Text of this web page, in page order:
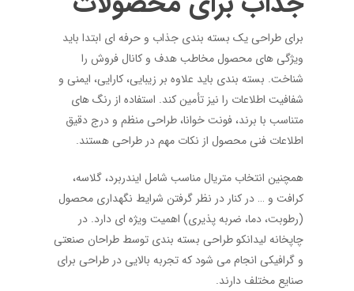
برای طراحی یک بسته بندی جذاب و حرفه ای ابتدا باید
ویژگی های محصول مخاطب هدف و کانال فروش را
شناخت. بسته بندی باید علاوه بر زیبایی، کارایی، ایمنی و
شفافیت اطلاعات را نیز تأمین کند. استفاده از رنگ های
متناسب با برند، فونت خوانا، طراحی منظم و درج دقیق
اطلاعات فنی محصول از نکات مهم در طراحی هستند.
همچنین انتخاب متریال مناسب شامل ایندربرد، گلاسه،
کرافت و … در کنار در نظر گرفتن شرایط نگهداری محصول
(رطوبت، دما، ضربه پذیری) اهمیت ویژه ای دارد. در
چاپخانه لیدانکو طراحی بسته بندی توسط طراحان صنعتی
و گرافیکی انجام می شود که تجربه بالایی در طراحی برای
صنایع مختلف دارند.